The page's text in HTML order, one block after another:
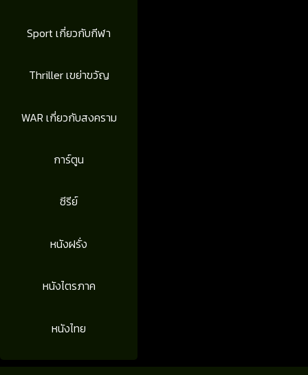
Sport เกี่ยวกับกีฬา
Thriller เขย่าขวัญ
WAR เกี่ยวกับสงคราม
การ์ตูน
ซีรีย์
หนังฝรั่ง
หนังไตรภาค
หนังไทย